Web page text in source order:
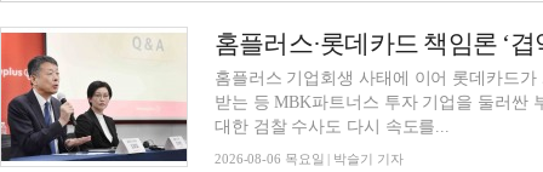
홈플러스 기업회생 사태에 이어 롯데카드
받는 등 MBK파트너스 투자 기업을 둘러싼
대한 검찰 수사도 다시 속도를...
2026-08-06 목요일 | 박슬기 기자